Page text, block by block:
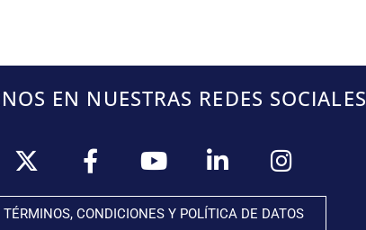
EN NUESTRAS REDES SOCIALES
TÉRMINOS, CONDICIONES Y POLÍTICA DE DATOS